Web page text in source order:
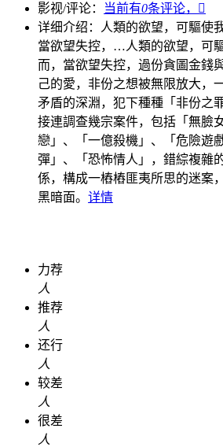
影视/评论：
当前有0条评论，

详细介绍：
人類的欲望，可驅使
當欲望失控，…人類的欲望，可
而，當欲望失控，過份貪圖金錢
己的愛，非份之想被無限放大，
矛盾的深淵，犯下種種「非份
接連調查幾宗案件，包括「無臉
戀」、「一億殺機」、「危險遊
彈」、「恐怖情人」，錯綜複雜
係，構成一樁樁匪夷所思的迷案
黑暗面。 详情
力荐
人
推荐
人
还行
人
较差
人
很差
人